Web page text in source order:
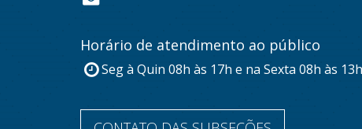
Horário de atendimento ao público
Seg à Quin 08h às 17h e na Sexta 08h às 13h